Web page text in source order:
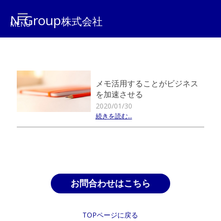
N Group株式会社
メモ活用することがビジネス
を加速させる
2020/01/30
続きを読む...
お問合わせはこちら
TOPページに戻る